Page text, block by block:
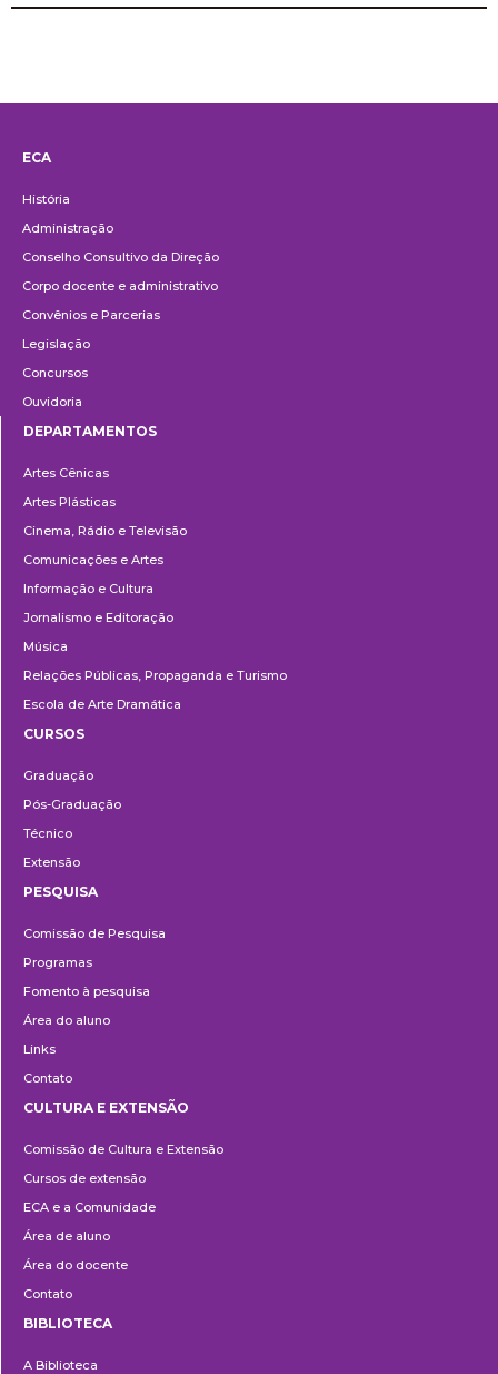
ECA
História
Administração
Conselho Consultivo da Direção
Corpo docente e administrativo
Convênios e Parcerias
Legislação
Concursos
Ouvidoria
DEPARTAMENTOS
Artes Cênicas
Artes Plásticas
Cinema, Rádio e Televisão
Comunicações e Artes
Informação e Cultura
Jornalismo e Editoração
Música
Relações Públicas, Propaganda e Turismo
Escola de Arte Dramática
CURSOS
Graduação
Pós-Graduação
Técnico
Extensão
PESQUISA
Comissão de Pesquisa
Programas
Fomento à pesquisa
Área do aluno
Links
Contato
e
Extensão
CULTURA E EXTENSÃO
Comissão de Cultura e Extensão
Cursos de extensão
ECA e a Comunidade
Área de aluno
Área do docente
Contato
BIBLIOTECA
A Biblioteca